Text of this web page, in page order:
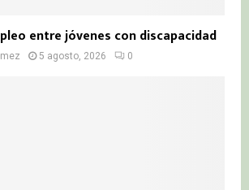
entre jóvenes con discapacidad
5 agosto, 2026 0